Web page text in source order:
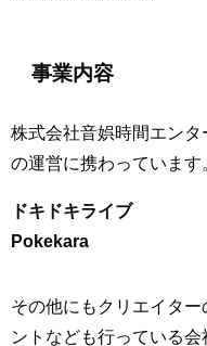
事業内容
株式会社音娯時間エンタ
の運営に携わっています
ドキドキライブ
Pokekara
その他にもクリエイタ
ントなども行っている